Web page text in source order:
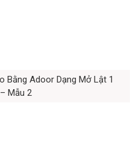
Bằng Adoor Dạng Mở Lật 1
Mẫu 2